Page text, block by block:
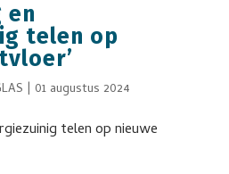
en
telen op
| 01 augustus 2024